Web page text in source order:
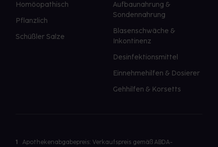
Homöopathisch
Pflanzlich
Schüßler Salze
Aufbaunahrung &
Sondennahrung
Blasenschwäche &
Inkontinenz
Desinfektionsmittel
Einnehmehilfen & Dosierer
Gehhilfen & Korsetts
1
Apothekenabgabepreis: Verkaufspreis gemäß ABDA-